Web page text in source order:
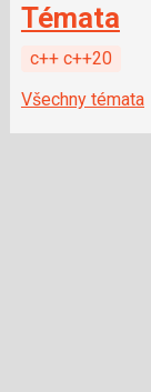
Témata
c++ c++20
Všechny témata